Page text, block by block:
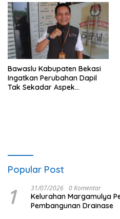
Bawaslu Kabupaten Bekasi
Ingatkan Perubahan Dapil
Tak Sekadar Aspek
Popular Post
1 31/07/2026 0 Komentar
Kelurahan Margamulya
Pembangunan Drainase